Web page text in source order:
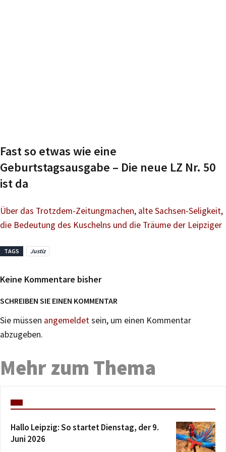
Fast so etwas wie eine
Geburtstagsausgabe – Die neue LZ Nr. 50
ist da
Über das Trotzdem-Zeitungmachen, alte Sachsen-Seligkeit,
die Bedeutung des Kuschelns und die Träume der Leipziger
TAGS Justiz
Keine Kommentare bisher
SCHREIBEN SIE EINEN KOMMENTAR
Sie müssen angemeldetsein, um einen Kommentar
abzugeben.
Mehr zum Thema
Hallo Leipzig: So startet Dienstag, der 9.
Juni 2026